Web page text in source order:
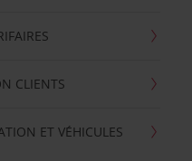
CLIENTS
ET VÉHICULES